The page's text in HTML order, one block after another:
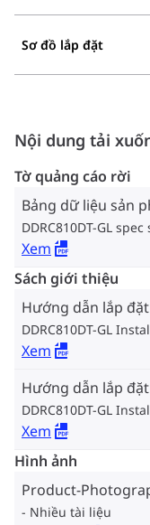
Sơ đồ lắp đặt
Nội dung tải
Tờ quảng cáo rời
Bảng dữ liệu sản
DDRC810DT-GL spec
Xem
Sách giới thiệu
Hướng dẫn lắp đặt
DDRC810DT-GL
Xem
Hướng dẫn lắp đặt
DDRC810DT-GL
Xem
Hình ảnh
Product-
Nhiều tài liệu